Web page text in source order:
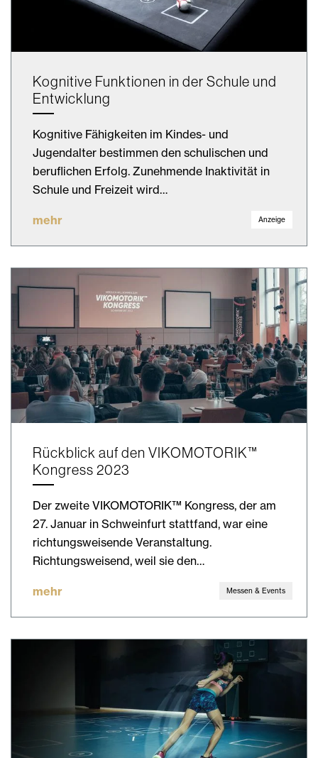
Kognitive Funktionen in der Schule und
Entwicklung
Kognitive Fähigkeiten im Kindes- und
Jugendalter bestimmen den schulischen und
beruflichen Erfolg. Zunehmende Inaktivität in
Schule und Freizeit wird…
mehr Anzeige
Rückblick auf den VIKOMOTORIK™
Kongress 2023
Der zweite VIKOMOTORIK™ Kongress, der am
27. Januar in Schweinfurt stattfand, war eine
richtungsweisende Veranstaltung.
Richtungsweisend, weil sie den…
mehr Messen & Events